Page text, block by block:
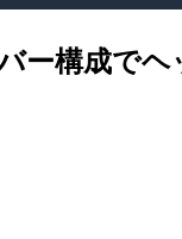
ー構成で